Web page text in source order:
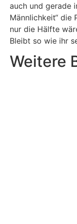
auch und gerade
Männlichkeit“ die
nur die Hälfte
Bleibt so wie ihr
Weitere